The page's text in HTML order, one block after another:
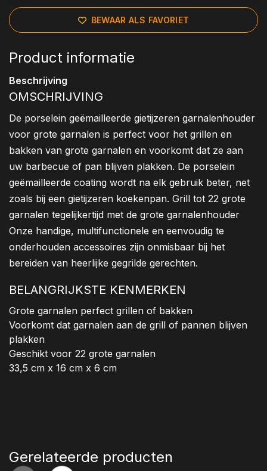
BEWAAR ALS FAVORIET
Product informatie
Beschrijving
OMSCHRIJVING
De porselein geëmailleerde gietijzeren garnalenhouder
voor grote garnalen is perfect voor het grillen en
bakken van grote garnalen en voorkomt dat ze aan
uw barbecue of pan blijven plakken. De porselein
geëmailleerde coating wordt na elk gebruik beter, net
zoals bij een gietijzeren koekenpan. Grill tot 22 grote
garnalen tegelijkertijd met de grote garnalenhouder
Onze handige, multifunctionele en eenvoudig te
onderhouden accessoires zijn onmisbaar bij het
bereiden van heerlijke gegrilde gerechten.
BELANGRIJKSTE KENMERKEN
Grote garnalen perfect grillen of bakken
Voorkomt dat garnalen aan de grill of pannen blijven
plakken
Geschikt voor 22 grote garnalen
33,5 cm x 16 cm x 6 cm
Gerelateerde producten